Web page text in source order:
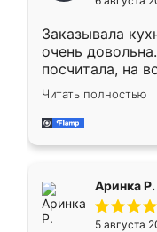
мебели буду
Заказывала
очень
посчитала, на
Замерщик
делу со всей
за день, ребята
Читать полностью
Аринка Р.
5 августа